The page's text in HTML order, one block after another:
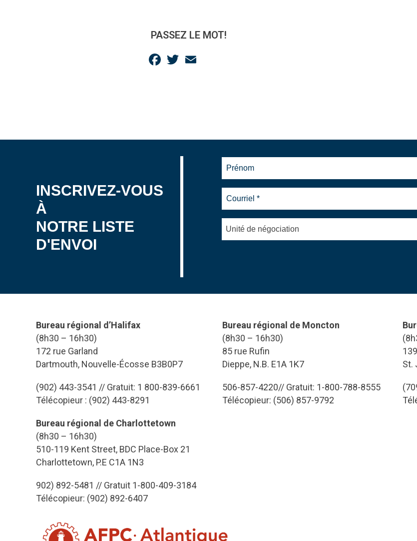
PASSEZ LE MOT!
Facebook
Twitter
INSCRIVEZ-VOUS
À
NOTRE LISTE
D'ENVOI
Unité de négociation
Bureau régional d’Halifax
(8h30 – 16h30)
172 rue Garland
Dartmouth, Nouvelle-Écosse B3B0P7
(902) 443-3541 // Gratuit: 1 800-839-6661
Télécopieur : (902) 443-8291
Bureau régional de Moncton
(8h30 – 16h30)
85 rue Rufin
Dieppe, N.B. E1A 1K7
506-857-4220// Gratuit: 1-800-788-8555
Télécopieur: (506) 857-9792
St.
Bureau régional de Charlottetown
(8h30 – 16h30)
510-119 Kent Street, BDC Place-Box 21
Charlottetown, P.E C1A 1N3
902) 892-5481 // Gratuit 1-800-409-3184
Télécopieur: (902) 892-6407